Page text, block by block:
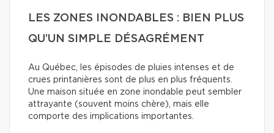
LES ZONES INONDABLES : BIEN PLUS
QU’UN SIMPLE DÉSAGRÉMENT
Au Québec, les épisodes de pluies intenses et de
crues printanières sont de plus en plus fréquents.
Une maison située en zone inondable peut sembler
attrayante (souvent moins chère), mais elle
comporte des implications importantes.